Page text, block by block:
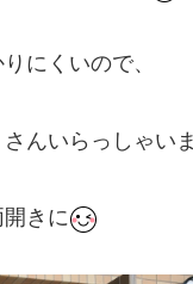
にくいので、
んいらっしゃい
きに